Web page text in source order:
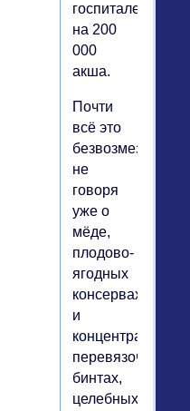
госпиталей
на 200
000
акша.
Почти
всё это
безвозмездно,
не
говоря
уже о
мёде,
плодово-
ягодных
консервах
и
концентратах,
перевязочных
бинтах,
целебных